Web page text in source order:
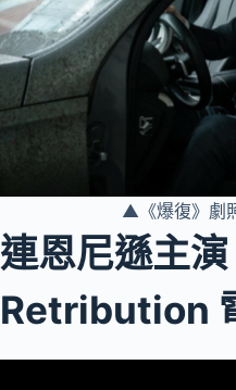
▲《爆復》劇
連恩尼遜主演
Retribution